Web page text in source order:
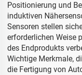
Positionierung und
induktiven
Sensoren stellen
erforderlichen Weise
des Endprodukts
Wichtige Merkmale,
die Fertigung von